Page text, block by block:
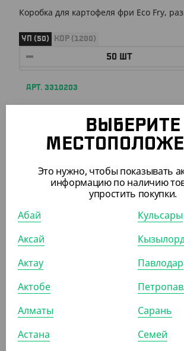
Коробка для картофеля фри Eco Fry,
УП (50) КОР (1200)
АРТ. 3310203
1 760₸
Контейнер бумажный EcoFast Food Box,
DoECO
УП (50)
ПОХОЖИЕ ТОВАРЫ
ВЫБЕРИТЕ
Это нужно, чтобы показывать
информацию по наличию
упростить покупки.
Абай
Аксай
Актау
Актобе
Алматы
Астана
Кульсары
Павлодар
Сарань
Семей